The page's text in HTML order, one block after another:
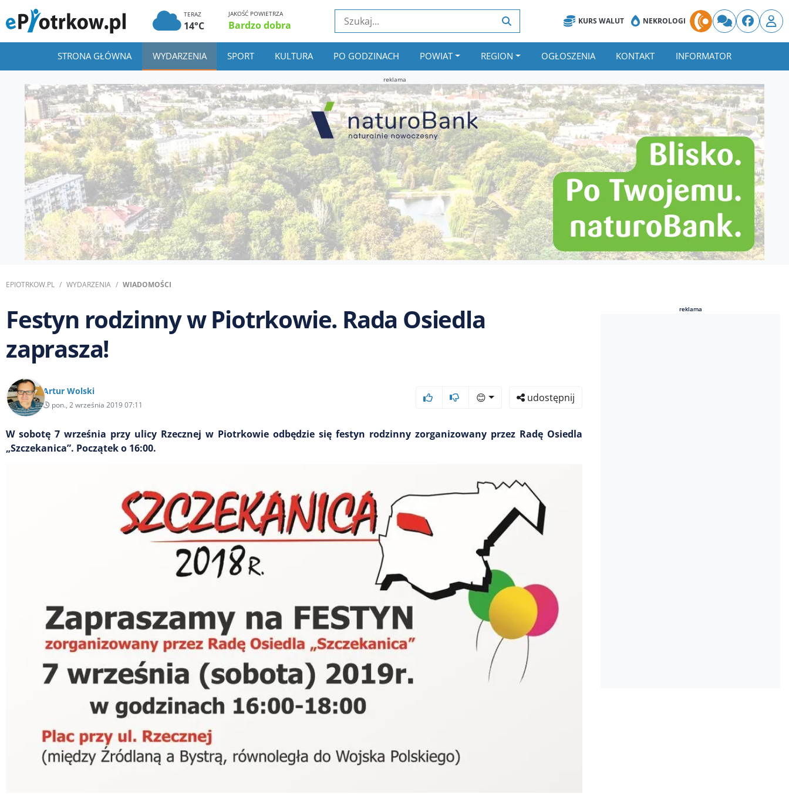
TERAZ
14°C
JAKOŚĆ POWIETRZA
Bardzo dobra KURS WALUT NEKROLOGI
STRONA GŁÓWNA WYDARZENIA SPORT KULTURA PO GODZINACH POWIAT REGION OGŁOSZENIA KONTAKT INFORMATOR
reklama
EPIOTRKOW.PL WYDARZENIA WIADOMOŚCI
Festyn rodzinny w Piotrkowie. Rada Osiedla
zaprasza!
Artur Wolski
pon., 2 września 2019 07:11
😊 udostępnij
W sobotę 7 września przy ulicy Rzecznej w Piotrkowie odbędzie się festyn rodzinny zorganizowany przez Radę Osiedla
„Szczekanica”. Początek o 16:00.
reklama
reklama